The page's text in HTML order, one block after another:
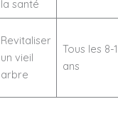
la santé
Revitaliser
un vieil
arbre
Tous les 8-
ans